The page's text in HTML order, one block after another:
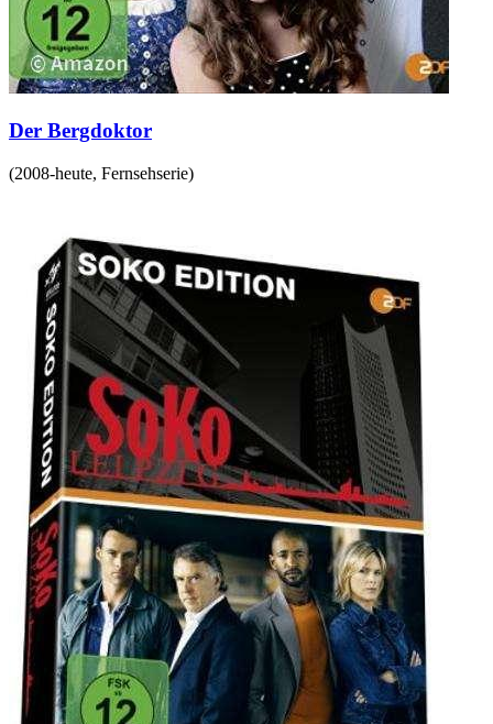
Der Bergdoktor
(2008-heute, Fernsehserie)